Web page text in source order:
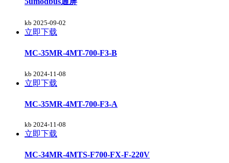
kb 2025-09-02
立即下载
MC-35MR-4MT-700-F3-B
kb 2024-11-08
立即下载
MC-35MR-4MT-700-F3-A
kb 2024-11-08
立即下载
MC-34MR-4MTS-F700-FX-F-220V